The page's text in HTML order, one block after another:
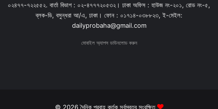
০২৪৭৭-৭২২৫৫২. বার্তা বিভাগ : ০২-৪৭৭৭২০৫৩২। ঢাকা অফিস : হাউজ নং-২০১, রোড নং-৫,
ব্লক-ডি, বসুন্ধরা আ/এ, ঢাকা। ফোন : ০১৭১৪-০৩৮৮২৩, ই-মেইল:
dailyprobaha@gmail.com
মোবাইল অ্যাপস ডাউনলোড করুন
© 2026 দৈনিক প্রবাহ কর্তৃক সর্বস্বত্ব সংরক্ষিত